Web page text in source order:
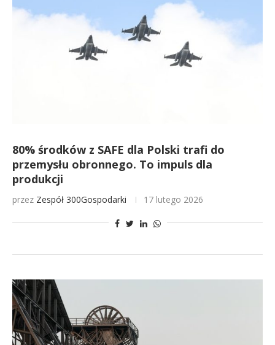
80% środków z SAFE dla Polski trafi do
przemysłu obronnego. To impuls dla
produkcji
przez Zespół 300Gospodarki 17 lutego 2026